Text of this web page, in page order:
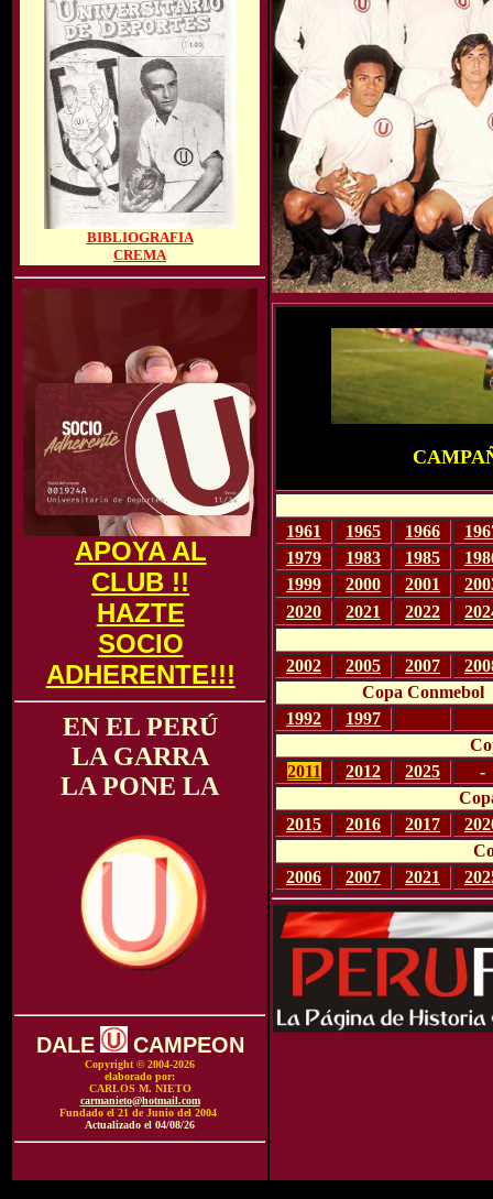
BIBLIOGRAFIA
CREMA
APOYA AL
CLUB !!
HAZTE
SOCIO
ADHERENTE!!!
EN EL PERÚ
LA GARRA
LA PONE LA
DALE CAMPEON
Copyright © 2004-2026
elaborado por:
CARLOS M. NIETO
carmanieto@hotmail.com
Fundado el 21 de Junio del 2004
Actualizado el 04/08/26
1961 1965 1966
1979
1983 1985
1999
2000 2001
2020
2021 2022
2002
2005 2007
Copa Conmebol
1992
1997
2011
2012 2025
-
2015
2016 2017
2006
2007 2021